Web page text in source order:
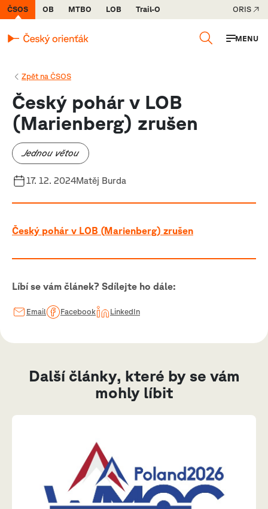
ČSOS OB MTBO LOB Trail-O ORIS
MENU
Zpět na ČSOS
Český pohár v LOB
(Marienberg) zrušen
Jednou větou
17. 12. 2024Matěj Burda
Český pohár v LOB (Marienberg) zrušen
Líbí se vám článek? Sdílejte ho dále:
Email Facebook LinkedIn
Další články, které by se vám
mohly líbit